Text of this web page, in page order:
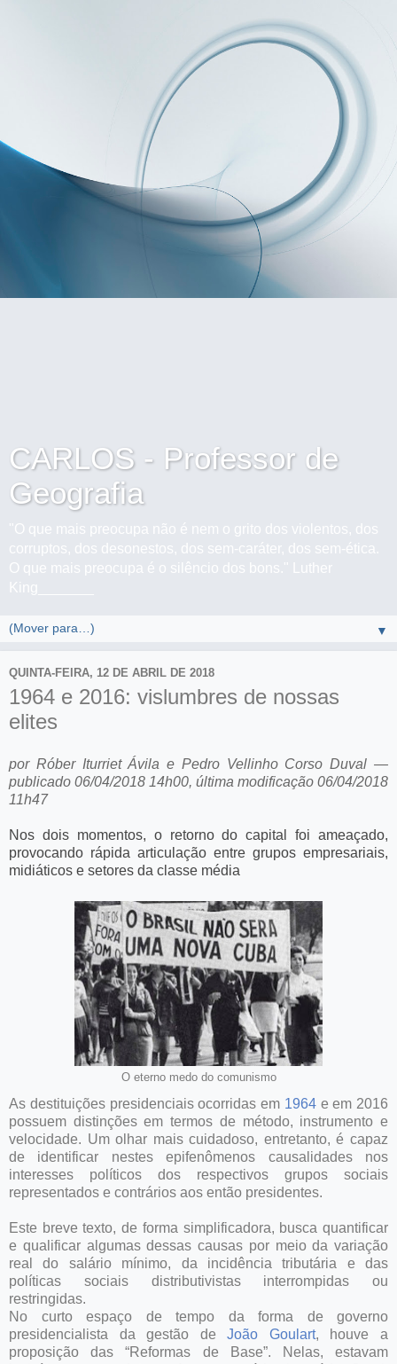
CARLOS - Professor de
Geografia
"O que mais preocupa não é nem o grito dos violentos, dos
corruptos, dos desonestos, dos sem-caráter, dos sem-ética.
O que mais preocupa é o silêncio dos bons." Luther
King_______
▼
QUINTA-FEIRA, 12 DE ABRIL DE 2018
1964 e 2016: vislumbres de nossas
elites
por Róber Iturriet Ávila e Pedro Vellinho Corso Duval —
publicado 06/04/2018 14h00, última modificação 06/04/2018
11h47
Nos dois momentos, o retorno do capital foi ameaçado,
provocando rápida articulação entre grupos empresariais,
midiáticos e setores da classe média
O eterno medo do comunismo
As destituições presidenciais ocorridas em 1964e em 2016
possuem distinções em termos de método, instrumento e
velocidade. Um olhar mais cuidadoso, entretanto, é capaz
de identificar nestes epifenômenos causalidades nos
interesses políticos dos respectivos grupos sociais
representados e contrários aos então presidentes.
Este breve texto, de forma simplificadora, busca quantificar
e qualificar algumas dessas causas por meio da variação
real do salário mínimo, da incidência tributária e das
políticas sociais distributivistas interrompidas ou
restringidas.
No curto espaço de tempo da forma de governo
presidencialista da gestão deJoão Goulart, houve a
proposição das “Reformas de Base”. Nelas, estavam